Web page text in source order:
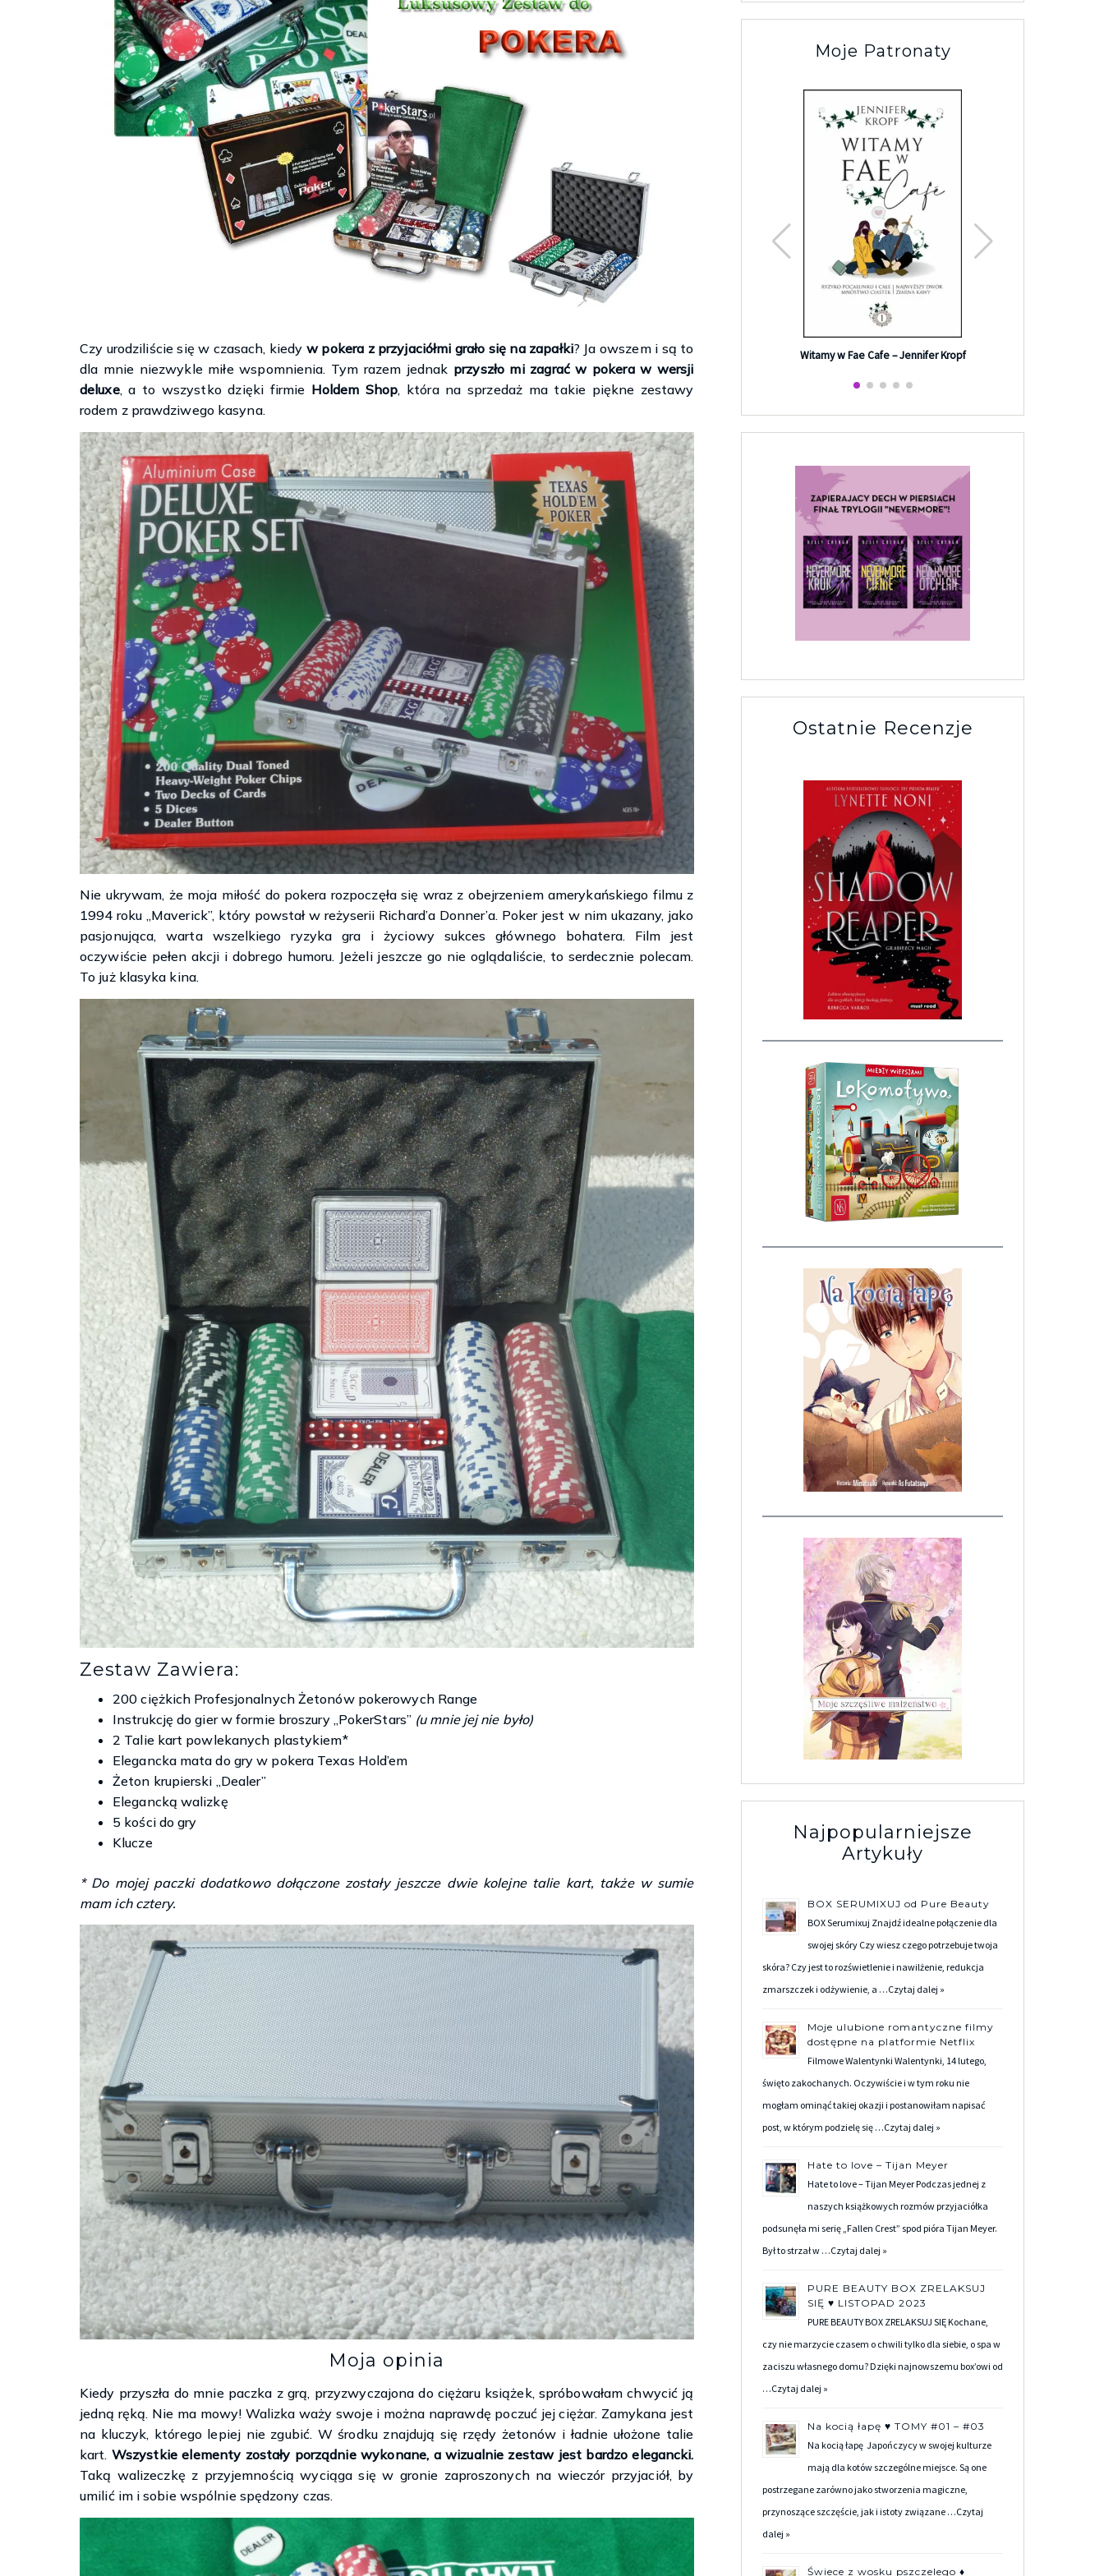
Czy urodziliście się w czasach, kiedy w pokera z przyjaciółmi grało się na zapałki? Ja owszem i są to
dla mnie niezwykle miłe wspomnienia. Tym razem jednak przyszło mi zagrać w pokera w wersji
deluxe, a to wszystko dzięki firmie Holdem Shop, która na sprzedaż ma takie piękne zestawy
rodem z prawdziwego kasyna.
Nie ukrywam, że moja miłość do pokera rozpoczęła się wraz z obejrzeniem amerykańskiego filmu z
1994 roku „Maverick”, który powstał w reżyserii Richard’a Donner’a. Poker jest w nim ukazany, jako
pasjonująca, warta wszelkiego ryzyka gra i życiowy sukces głównego bohatera. Film jest
oczywiście pełen akcji i dobrego humoru. Jeżeli jeszcze go nie oglądaliście, to serdecznie polecam.
To już klasyka kina.
Zestaw Zawiera:
200 ciężkich Profesjonalnych Żetonów pokerowych Range
Instrukcję do gier w formie broszury „PokerStars” (u mnie jej nie było)
2 Talie kart powlekanych plastykiem*
Elegancka mata do gry w pokera Texas Hold’em
Żeton krupierski „Dealer”
Elegancką walizkę
5 kości do gry
Klucze
* Do mojej paczki dodatkowo dołączone zostały jeszcze dwie kolejne talie kart, także w sumie
mam ich cztery.
Moja opinia
Kiedy przyszła do mnie paczka z grą, przyzwyczajona do ciężaru książek, spróbowałam chwycić ją
jedną ręką. Nie ma mowy! Walizka waży swoje i można naprawdę poczuć jej ciężar. Zamykana jest
na kluczyk, którego lepiej nie zgubić. W środku znajdują się rzędy żetonów i ładnie ułożone talie
kart. Wszystkie elementy zostały porządnie wykonane, a wizualnie zestaw jest bardzo elegancki.
Taką walizeczkę z przyjemnością wyciąga się w gronie zaproszonych na wieczór przyjaciół, by
umilić im i sobie wspólnie spędzony czas.
Moje Patronaty
Księgarnie i kościopył – Travis Baldree
Witamy w Fae Cafe – Jennifer Kropf
Ostatnie Recenzje
Najpopularniejsze
Artykuły
BOX SERUMIXUJ od Pure Beauty
BOX Serumixuj Znajdź idealne połączenie dla
swojej skóry Czy wiesz czego potrzebuje twoja
skóra? Czy jest to rozświetlenie i nawilżenie, redukcja
zmarszczek i odżywienie, a …Czytaj dalej »
Moje ulubione romantyczne filmy
dostępne na platformie Netflix
Filmowe Walentynki Walentynki, 14 lutego,
święto zakochanych. Oczywiście i w tym roku nie
mogłam ominąć takiej okazji i postanowiłam napisać
post, w którym podzielę się …Czytaj dalej »
Hate to love – Tijan Meyer
Hate to love – Tijan Meyer Podczas jednej z
naszych książkowych rozmów przyjaciółka
podsunęła mi serię „Fallen Crest” spod pióra Tijan Meyer.
Był to strzał w …Czytaj dalej »
PURE BEAUTY BOX ZRELAKSUJ
SIĘ ♥ LISTOPAD 2023
PURE BEAUTY BOX ZRELAKSUJ SIĘ Kochane,
czy nie marzycie czasem o chwili tylko dla siebie, o spa w
zaciszu własnego domu? Dzięki najnowszemu box’owi od
…Czytaj dalej »
Na kocią łapę ♥ TOMY #01 – #03
Na kocią łapę Japończycy w swojej kulturze
mają dla kotów szczególne miejsce. Są one
postrzegane zarówno jako stworzenia magiczne,
przynoszące szczęście, jak i istoty związane …Czytaj
dalej »
Świece z wosku pszczelego ♦